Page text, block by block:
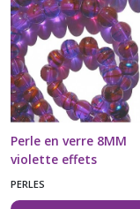
Perle en verre 8MM
violette effets
multicolores vendue à
PERLES